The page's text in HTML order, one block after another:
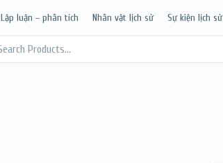
Lập luận – phân tích Nhân vật lịch sử Sự kiện lịch sử